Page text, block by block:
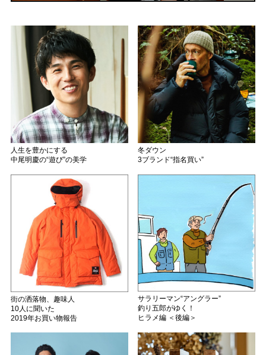
人生を豊かにする
中尾明慶の“遊び”の美学
冬ダウン
3ブランド“指名買い”
街の洒落物、趣味人
10人に聞いた
2019年お買い物報告
サラリーマン“アングラー”
釣り五郎がゆく！
ヒラメ編 ＜後編＞